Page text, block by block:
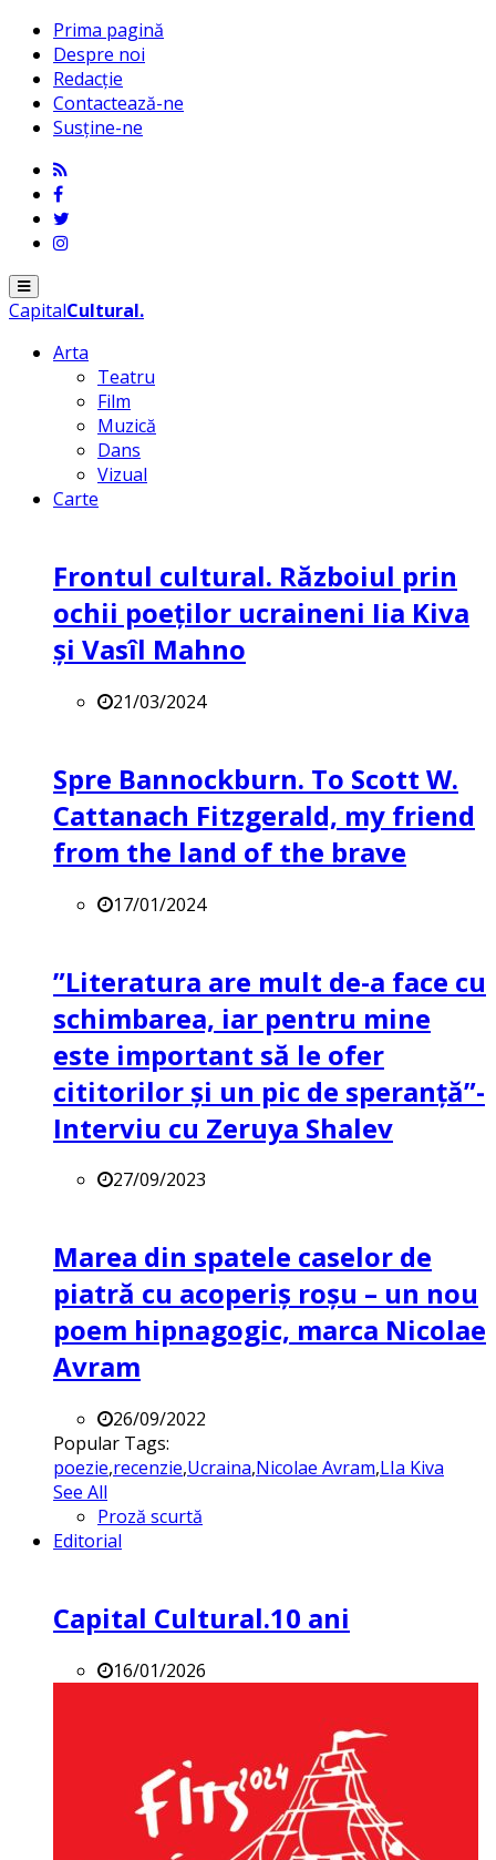
Prima pagină
Despre noi
Redacție
Contactează-ne
Susține-ne
Menu
CapitalCultural.
Arta
Teatru
Film
Muzică
Dans
Vizual
Carte
Frontul cultural. Războiul prin
ochii poeților ucraineni Iia Kiva
și Vasîl Mahno
21/03/2024
Spre Bannockburn. To Scott W.
Cattanach Fitzgerald, my friend
from the land of the brave
17/01/2024
”Literatura are mult de-a face cu
schimbarea, iar pentru mine
este important să le ofer
cititorilor și un pic de speranță”-
Interviu cu Zeruya Shalev
27/09/2023
Marea din spatele caselor de
piatră cu acoperiș roșu – un nou
poem hipnagogic, marca Nicolae
Avram
26/09/2022
Popular Tags:
poezie,recenzie,Ucraina,Nicolae Avram,LIa Kiva
See All
Proză scurtă
Editorial
Capital Cultural.10 ani
16/01/2026